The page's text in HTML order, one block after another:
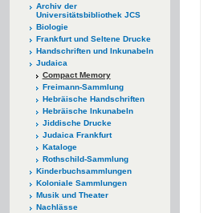
Archiv der
Universitätsbibliothek JCS
Biologie
Frankfurt und Seltene Drucke
Handschriften und Inkunabeln
Judaica
Compact Memory
Freimann-Sammlung
Hebräische Handschriften
Hebräische Inkunabeln
Jiddische Drucke
Judaica Frankfurt
Kataloge
Rothschild-Sammlung
Kinderbuchsammlungen
Koloniale Sammlungen
Musik und Theater
Nachlässe